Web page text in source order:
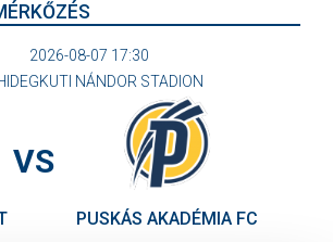
2026-08-07 17:30
NÁNDOR STADION
VS
PUSKÁS AKADÉMIA FC